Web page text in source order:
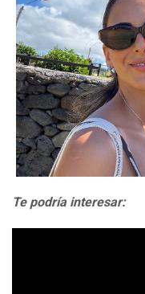
Te podría interesar: